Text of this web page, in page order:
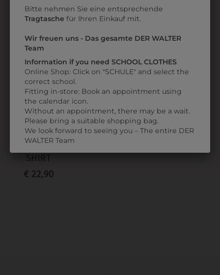
ZULETZT ANGESEHEN
327815
LANGARM
SHIRT
€ 22,90
Bitte nehmen Sie eine entsprechende
Tragtasche für Ihren Einkauf mit.
Wir freuen uns - Das gesamte DER WALTER
Team
Information if you need SCHOOL CLOTHES
Online Shop: Click on "SCHULE" and select the
correct school.
Fitting in-store: Book an appointment using
the calendar icon.
Without an appointment, there may be a wait.
Please bring a suitable shopping bag.
We look forward to seeing you – The entire DER
WALTER Team